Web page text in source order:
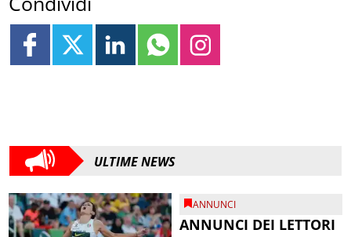
ULTIME NEWS
ANNUNCI
ANNUNCI DEI LETTORI